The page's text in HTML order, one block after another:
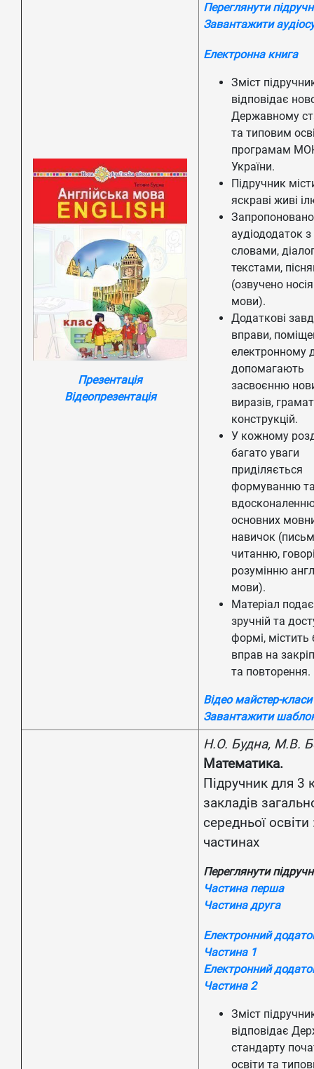
Презентація
Відеопрезентація
Переглянути
Завантажити
Електронна книга
Зміст
відповідає
Державному
та типовим
програмам
України.
Підручник
яскраві живі
Запропоновано
аудіододаток з
словами,
текстами,
(озвучено
мови).
Додаткові
вправи,
електронному
допомагають
засвоєнню
виразів,
конструкцій.
У кожному
багато уваги
приділяється
формуванню
основних
навичок
читанню,
розумінню
мови).
Матеріал
зручній та
формі, містить
вправ на
та повторення.
Відео майстер-класи
Завантажити
Н.О. Будна, М.В.
Математика.
Підручник для 3
закладів
середньої освіти
частинах
Переглянути
Частина перша
Частина друга
Електронний
Частина 1
Електронний
Частина 2
Зміст
відповідає
стандарту
освіти та